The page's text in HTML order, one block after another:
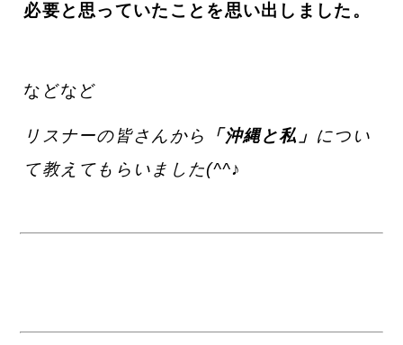
必要と思っていたことを思い出しました。
などなど
リスナーの皆さんから 「沖縄と私」 につい
て教えてもらいました(^^♪